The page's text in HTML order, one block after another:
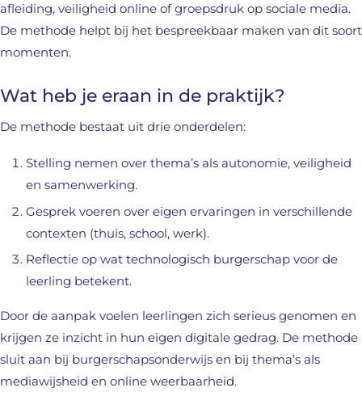
afleiding, veiligheid online of groepsdruk op sociale media.
De methode helpt bij het bespreekbaar maken van dit soort
momenten.
Wat heb je eraan in de praktijk?
De methode bestaat uit drie onderdelen:
Stelling nemen over thema’s als autonomie, veiligheid
en samenwerking.
Gesprek voeren over eigen ervaringen in verschillende
contexten (thuis, school, werk).
Reflectie op wat technologisch burgerschap voor de
leerling betekent.
Door de aanpak voelen leerlingen zich serieus genomen en
krijgen ze inzicht in hun eigen digitale gedrag. De methode
sluit aan bij burgerschapsonderwijs en bij thema’s als
mediawijsheid en online weerbaarheid.